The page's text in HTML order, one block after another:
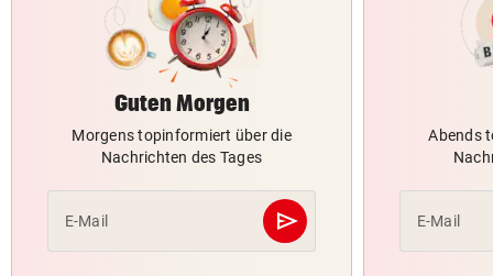
Guten Morgen
Morgens topinformiert über die
Nachrichten des Tages
E-Mail send
Abschicken
Abends
E-Mail